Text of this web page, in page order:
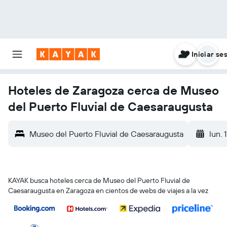
Iniciar
Hoteles de Zaragoza cerca de Museo
del Puerto Fluvial de Caesaraugusta
Museo del Puerto Fluvial de Caesaraugusta lun.
KAYAK busca hoteles cerca de Museo del Puerto Fluvial de
Caesaraugusta en Zaragoza en cientos de webs de viajes a la vez